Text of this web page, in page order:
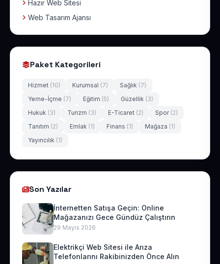
Hazır Web Sitesi
Web Tasarım Ajansı
Paket Kategorileri
Hizmet (10) Kurumsal (7) Sağlık (7)
Yeme-İçme (7) Eğitim (5) Güzellik (3)
Hukuk (3) Turizm (3) E-Ticaret (2) Spor (2)
Tanıtım (2) Emlak (1) Finans (1) Mağaza (1)
Yayıncılık (1)
Son Yazılar
İnternetten Satışa Geçin: Online
Mağazanızı Gece Gündüz Çalıştırın
29 Mayıs 2026
Elektrikçi Web Sitesi ile Arıza
Telefonlarını Rakibinizden Önce Alın